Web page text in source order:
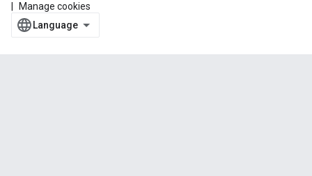
Manage cookies